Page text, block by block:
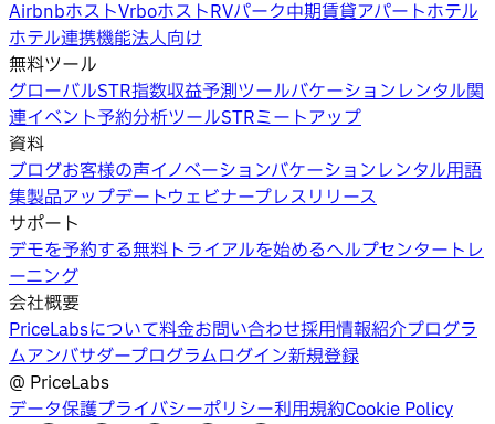
AirbnbホストVrboホストRVパーク中期賃貸アパートホテル
ホテル連携機能法人向け
無料ツール
グローバルSTR指数収益予測ツールバケーションレンタル関
連イベント予約分析ツールSTRミートアップ
資料
ブログお客様の声イノベーションバケーションレンタル用語
集製品アップデートウェビナープレスリリース
サポート
デモを予約する無料トライアルを始めるヘルプセンター トレ
ーニング
会社概要
PriceLabsについて料金お問い合わせ採用情報紹介プログラ
ムアンバサダープログラムログイン新規登録
@ PriceLabs
データ保護プライバシーポリシー利用規約Cookie Policy